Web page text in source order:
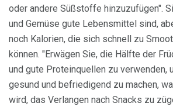
oder andere Süßstoffe hinzuzufügen".
und Gemüse gute Lebensmittel sind,
noch Kalorien, die sich schnell zu
können. "Erwägen Sie, die Hälfte der
und gute Proteinquellen zu verwenden,
gesund und befriedigend zu machen,
wird, das Verlangen nach Snacks zu